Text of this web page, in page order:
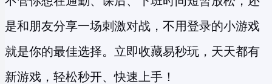
是和朋友分享一场刺激对战，不用登录的小游戏
就是你的最佳选择。立即收藏易秒玩，天天都有
新游戏，轻松秒开、快速上手！